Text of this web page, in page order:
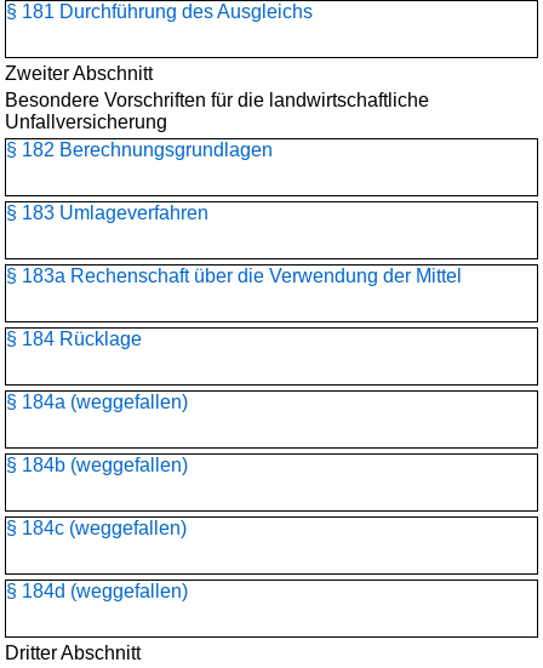
§ 181 Durchführung des Ausgleichs
Zweiter Abschnitt
Besondere Vorschriften für die landwirtschaftliche
Unfallversicherung
§ 182 Berechnungsgrundlagen
§ 183 Umlageverfahren
§ 183a Rechenschaft über die Verwendung der Mittel
§ 184 Rücklage
§ 184a (weggefallen)
§ 184b (weggefallen)
§ 184c (weggefallen)
§ 184d (weggefallen)
Dritter Abschnitt